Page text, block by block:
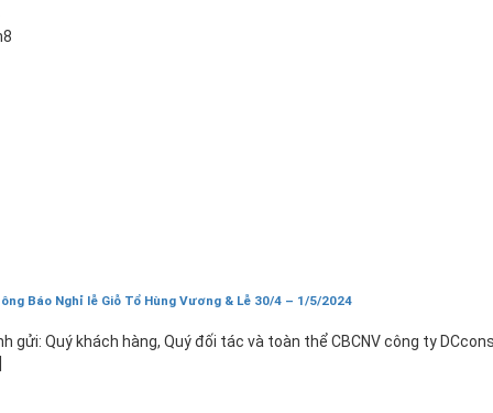
Báo Nghỉ lễ Giỗ Tổ Hùng Vương & Lễ 30/4 – 1/5/2024
gửi: Quý khách hàng, Quý đối tác và toàn thể CBCNV công ty